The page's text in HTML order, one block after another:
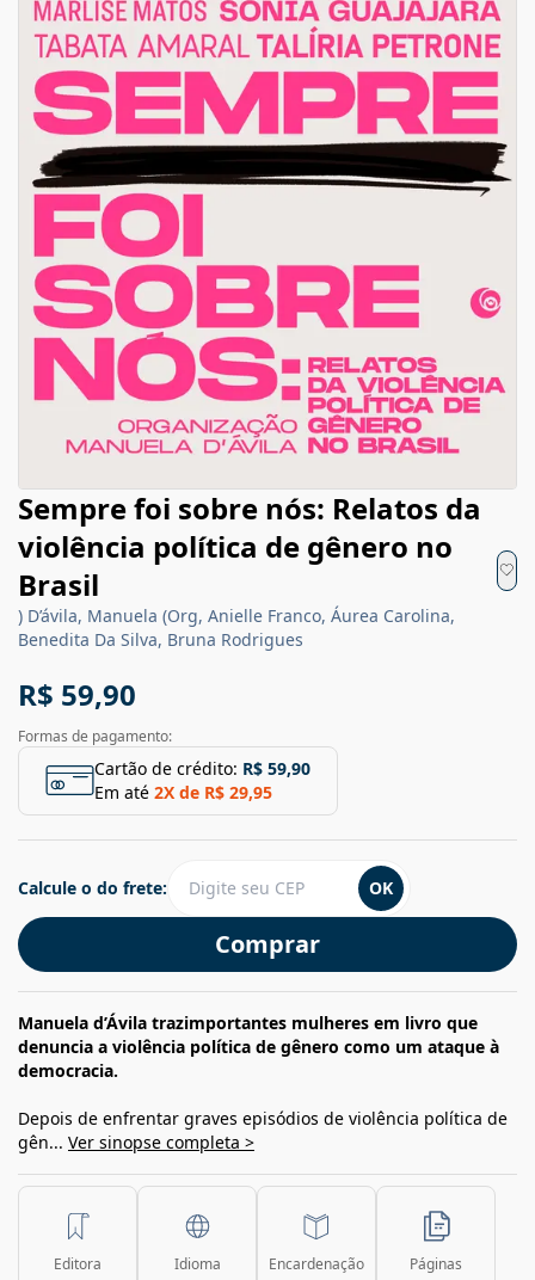
Sempre foi sobre nós: Relatos da
violência política de gênero no
Brasil
) D’ávila, Manuela (Org, Anielle Franco, Áurea Carolina,
Benedita Da Silva, Bruna Rodrigues
R$ 59,90
Formas de pagamento:
Cartão de crédito: R$ 59,90
Em até 2X de R$ 29,95
Comprar
Calcule o do frete: OK
Manuela d’Ávila trazimportantes mulheres em livro que
denuncia a violência política de gênero como um ataque à
democracia.
Depois de enfrentar graves episódios de violência política de
gên... Ver sinopse completa >
Editora Idioma Encardenação Páginas